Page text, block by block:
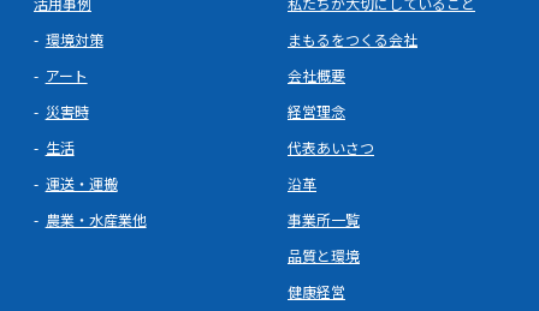
環境対策
アート
災害時
生活
運送・運搬
農業・水産業他
まもるをつくる会社
会社概要
経営理念
代表あいさつ
沿革
事業所一覧
品質と環境
健康経営